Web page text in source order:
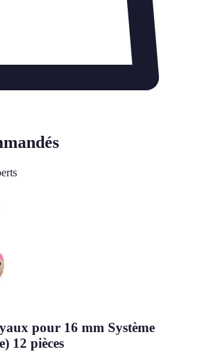
pour 16 mm Système
12 pièces